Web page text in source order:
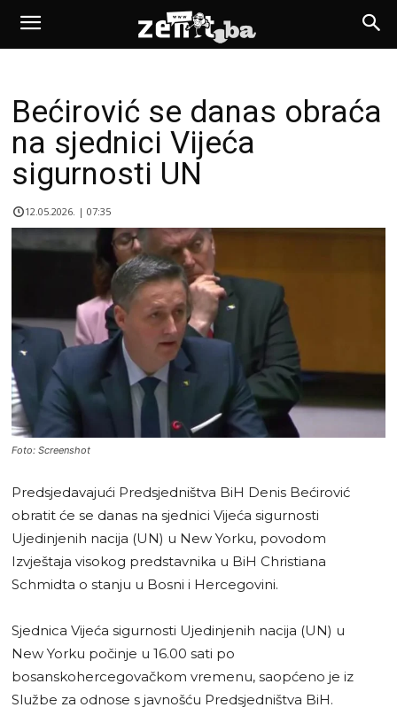
Bećirović se danas obraća
na sjednici Vijeća
sigurnosti UN
12.05.2026. | 07:35
Foto: Screenshot
Predsjedavajući Predsjedništva BiH Denis Bećirović
obratit će se danas na sjednici Vijeća sigurnosti
Ujedinjenih nacija (UN) u New Yorku, povodom
Izvještaja visokog predstavnika u BiH Christiana
Schmidta o stanju u Bosni i Hercegovini.
Sjednica Vijeća sigurnosti Ujedinjenih nacija (UN) u
New Yorku počinje u 16.00 sati po
bosanskohercegovačkom vremenu, saopćeno je iz
Službe za odnose s javnošću Predsjedništva BiH.